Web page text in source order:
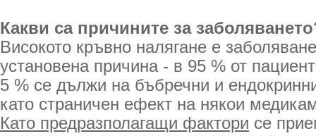
Какви са причините за
Високото кръвно налягане е
установена причина - в 95 % от
5 % се дължи на бъбречни и
като страничен ефект на някои
Като предразполагащи фактори се